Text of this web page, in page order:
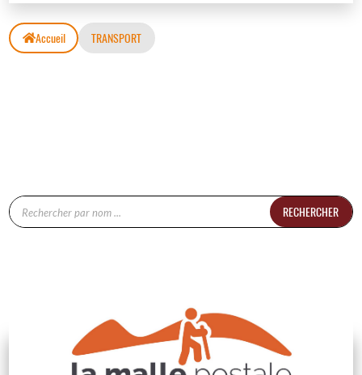
Accueil TRANSPORT
RECHERCHER